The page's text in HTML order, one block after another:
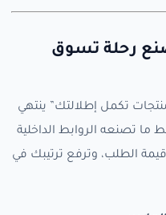
رحلة تسوق
تكمل إطلالتك” ينتهي
ما تصنعه الروابط الداخلية
الطلب، وترفع ترتيبك في